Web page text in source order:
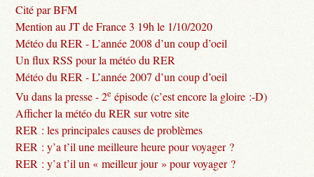
Cité par BFM
Mention au JT de France 3 19h le 1/10/2020
Météo du RER - L’année 2008 d’un coup d’oeil
Un flux RSS pour la météo du RER
Météo du RER - L’année 2007 d’un coup d’oeil
Vu dans la presse - 2e épisode (c’est encore la gloire :-D)
Afficher la météo du RER sur votre site
RER : les principales causes de problèmes
RER : y’a t’il une meilleure heure pour voyager ?
RER : y’a t’il un « meilleur jour » pour voyager ?